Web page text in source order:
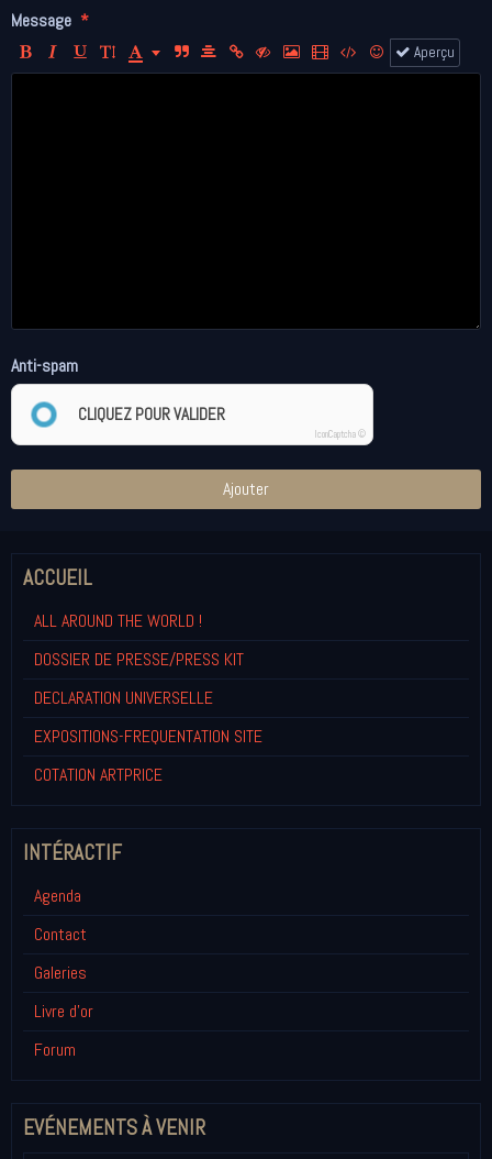
Message
Aperçu
Anti-spam
CLIQUEZ POUR VALIDER
IconCaptcha ©
Ajouter
ACCUEIL
ALL AROUND THE WORLD !
DOSSIER DE PRESSE/PRESS KIT
DECLARATION UNIVERSELLE
EXPOSITIONS-FREQUENTATION SITE
COTATION ARTPRICE
INTÉRACTIF
Agenda
Contact
Galeries
Livre d'or
Forum
EVÉNEMENTS À VENIR